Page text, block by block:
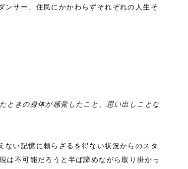
サー、住民にかかわらずそれぞれの人生そ
ときの身体が感覚したこと、思い出しことな
い記憶に頼らざるを得ない状況からのスタ
不可能だろうと半ば諦めながら取り掛かっ